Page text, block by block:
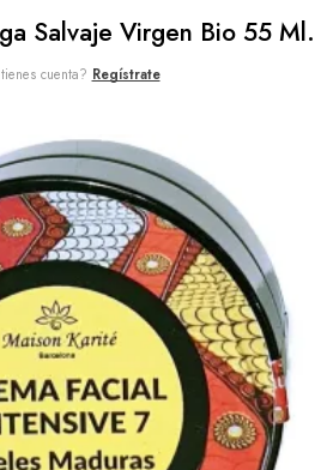
Salvaje Virgen Bio 55 Ml.
cuenta? Regístrate